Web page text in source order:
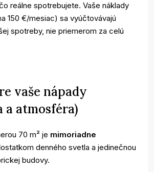
reálne spotrebujete. Vaše náklady
150 €/mesiac) sa vyúčtovávajú
spotreby, nie priemerom za celú
vaše nápady
a atmosféra)
70 m² je mimoriadne
denného svetla a jedinečnou
budovy.